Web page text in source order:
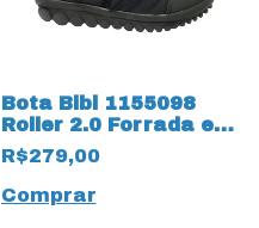
Bota Bibi 1155098
Roller 2.0 Forrada em
Lã com Duplo Velcro
13516 Preta
R$279,00
Comprar